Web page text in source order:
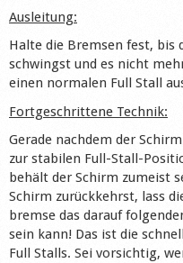
Ausleitung:
Halte die Bremsen fest, bis
schwingst und es nicht
einen normalen Full Stall
Fortgeschrittene Technik:
Gerade nachdem der
zur stabilen Full-Stall-
behält der Schirm zumeist
Schirm zurückkehrst, lass
bremse das darauf
sein kann! Das ist die
Full Stalls. Sei vorsichtig,